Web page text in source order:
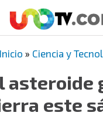
Inicio » Ciencia y
este